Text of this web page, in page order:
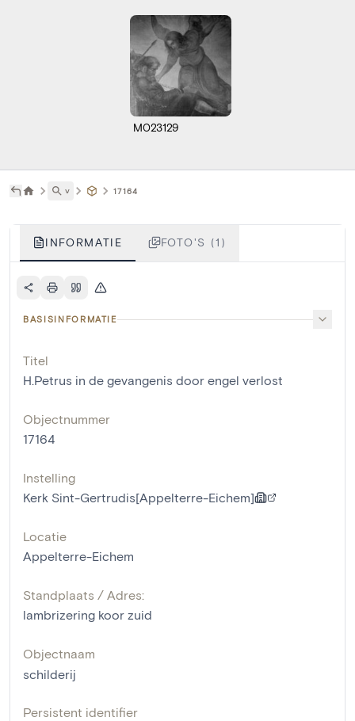
M023129
˅ 17164
INFORMATIE FOTO'S (1)
BASISINFORMATIE
Titel
H.Petrus in de gevangenis door engel verlost
Objectnummer
17164
Instelling
Kerk Sint-Gertrudis[Appelterre-Eichem]
Locatie
Appelterre-Eichem
Standplaats / Adres:
lambrizering koor zuid
Objectnaam
schilderij
Persistent identifier